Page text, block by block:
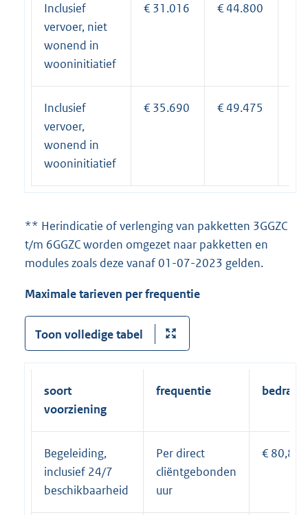
Inclusief
vervoer, niet
wonend in
wooninitiatief
€ 31.016 € 44.800
Inclusief
vervoer,
wonend in
wooninitiatief
€ 35.690 € 49.475
** Herindicatie of verlenging van pakketten 3GGZC
t/m 6GGZC worden omgezet naar pakketten en
modules zoals deze vanaf 01-07-2023 gelden.
Maximale tarieven per frequentie
Toon volledige tabel
soort
voorziening
frequentie bedrag
Begeleiding,
inclusief 24/7
beschikbaarheid
Per direct
cliëntgebonden
uur
€ 80,89